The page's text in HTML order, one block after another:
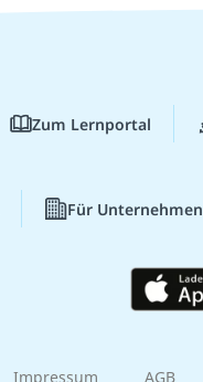
Zum Lernportal
Für Unternehmen
Impressum AGB